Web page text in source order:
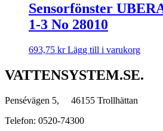
Sensorfönster
1-3 No 28010
693,75 kr Lägg till i varukorg
VATTENSYSTEM.SE.
Pensévägen 5, 46155 Trollhättan
Telefon: 0520-74300